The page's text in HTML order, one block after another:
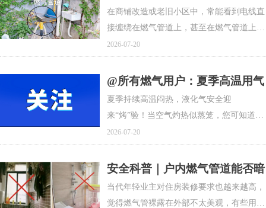
无事，实则危险！抓紧自查
在商铺改造或老旧小区中，常能看到电线直
接缠绕在燃气管道上，甚至在燃气管道上搭
建了用电设备。这种看似“方便”的做法，实
则埋下了巨大的安全隐患。
2026-07-20
@所有燃气用户：夏季高温用气
安全指南，请务必牢记！
夏季持续高温闷热，液化气安全迎
来“烤”验！当空气灼热似蒸笼，您可知道，
厨房里的燃气隐患，也在悄然加剧？炎炎夏
日，不仅人在“渡劫”，液化气的用气安全也
面临着“烤验”！高温环境下，液化气事故风
2026-07-20
安全科普｜户内燃气管道能否暗
埋？杜绝燃气用户违规改管！
当代年轻业主对住房装修要求也越来越高，
觉得燃气管裸露在外部不太美观，有些用户